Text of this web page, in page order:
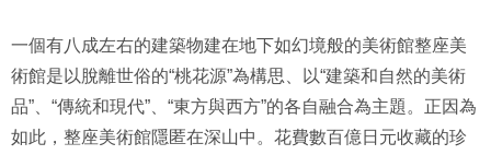
一個有八成左右的建築物建在地下如幻境般的美術館整座美
術館是以脫離世俗的“桃花源”為構思、以“建築和自然的美術
品”、“傳統和現代”、“東方與西方”的各自融合為主題。正因為
如此，整座美術館隱匿在深山中。花費數百億日元收藏的珍